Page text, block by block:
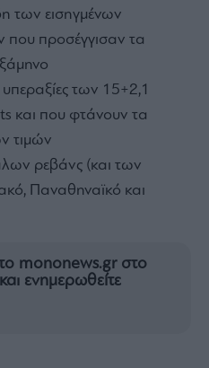
των εισηγμένων
που προσέγγισαν τα
υπεραξίες των 15+2,1
και που φτάνουν τα
τιμών
ρεβάνς (και των
Παναθηναϊκό και
mononews.gr στο
και ενημερωθείτε